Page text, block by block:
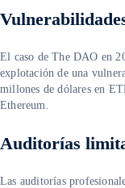
El caso de The DAO en
explotación de una
millones de dólares en
Ethereum.
Auditorías
Las auditorías